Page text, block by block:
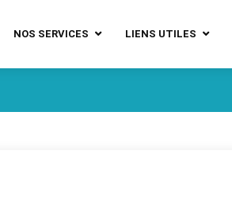
NOS SERVICES LIENS UTILES